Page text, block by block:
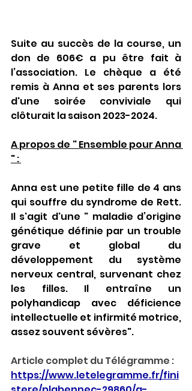
Suite au succès de la course, un
don de 606€ a pu être fait à
l’association. Le chèque a été
remis à Anna et ses parents lors
d'une soirée conviviale qui
clôturait la saison 2023-2024.
A propos de " Ensemble pour Anna
" :
Anna est une petite fille de 4 ans
Il s'agit d'une " maladie d’origine
génétique définie par un trouble
grave et global du
développement du système
nerveux central, survenant chez
les filles. Il entraîne un
polyhandicap avec déficience
intellectuelle et infirmité motrice,
assez souvent sévères".
Article complet du Télégramme :
https://www.letelegramme.fr/fini